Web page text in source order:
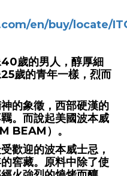
en/buy/locate/
歲的男人，醇厚細
歲的青年一樣，烈而
的象徵，西部硬漢的
。而說起美國波本威
BEAM）。
歡迎的波本威士忌，
窖藏。原料中除了使